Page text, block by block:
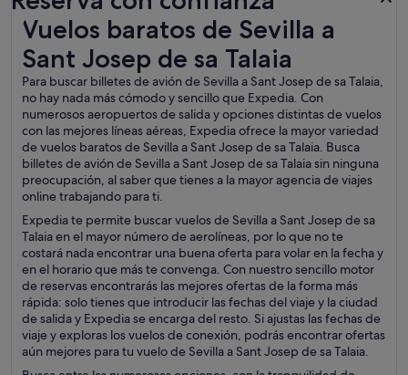
Vuelos baratos de Sevilla a
Sant Josep de sa Talaia
Para buscar billetes de avión de Sevilla a Sant Josep de sa Talaia,
no hay nada más cómodo y sencillo que Expedia. Con
numerosos aeropuertos de salida y opciones distintas de vuelos
con las mejores líneas aéreas, Expedia ofrece la mayor variedad
de vuelos baratos de Sevilla a Sant Josep de sa Talaia. Busca
billetes de avión de Sevilla a Sant Josep de sa Talaia sin ninguna
preocupación, al saber que tienes a la mayor agencia de viajes
online trabajando para ti.
Expedia te permite buscar vuelos de Sevilla a Sant Josep de sa
Talaia en el mayor número de aerolíneas, por lo que no te
costará nada encontrar una buena oferta para volar en la fecha y
en el horario que más te convenga. Con nuestro sencillo motor
de reservas encontrarás las mejores ofertas de la forma más
rápida: solo tienes que introducir las fechas del viaje y la ciudad
de salida y Expedia se encarga del resto. Si ajustas las fechas de
viaje y exploras los vuelos de conexión, podrás encontrar ofertas
aún mejores para tu vuelo de Sevilla a Sant Josep de sa Talaia.
Vuelos baratos de Sevilla a Sant Josep de sa Talaia